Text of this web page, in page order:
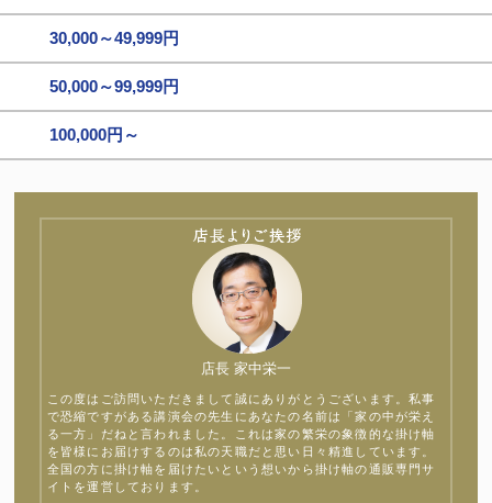
30,000～49,999円
50,000～99,999円
100,000円～
店長 家中栄一
この度はご訪問いただきまして誠にありがとうございます。私事
で恐縮ですがある講演会の先生にあなたの名前は「家の中が栄え
る一方」だねと言われました。これは家の繁栄の象徴的な掛け軸
を皆様にお届けするのは私の天職だと思い日々精進しています。
全国の方に掛け軸を届けたいという想いから掛け軸の通販専門サ
イトを運営しております。